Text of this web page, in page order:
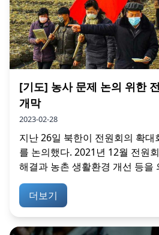
[기도] 농사 문제 논의 위한
개막
2023-02-28
지난 26일 북한이 전원회의 확대
를 논의했다. 2021년 12월 전원
해결과 농촌 생활환경 개선 등을
더보기